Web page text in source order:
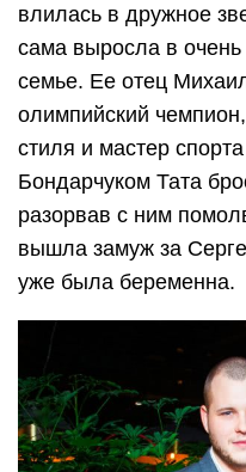
влилась в дружное
сама выросла в очень
семье. Ее отец
олимпийский
стиля и мастер
Бондарчуком Тата
разорвав с ним
вышла замуж за
уже была беременна.